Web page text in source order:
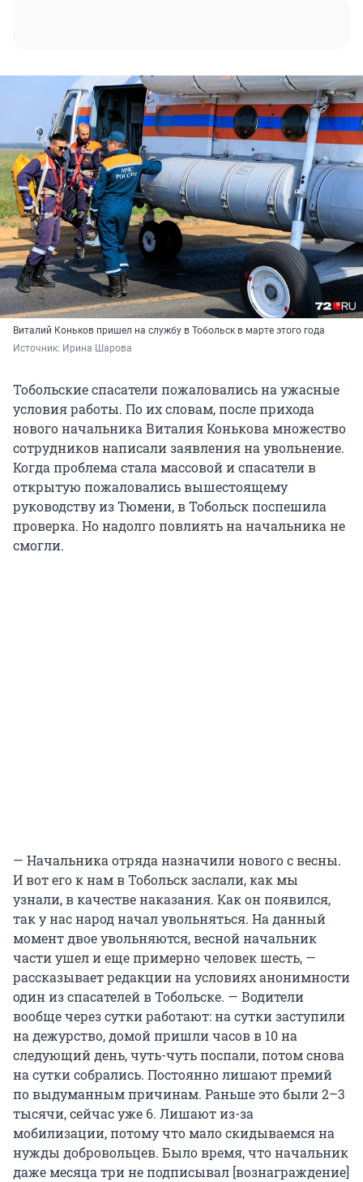
Виталий Коньков пришел на службу в Тобольск в марте этого года
Источник: Ирина Шарова
Тобольские спасатели пожаловались на ужасные
условия работы. По их словам, после прихода
нового начальника Виталия Конькова множество
сотрудников написали заявления на увольнение.
Когда проблема стала массовой и спасатели в
открытую пожаловались вышестоящему
руководству из Тюмени, в Тобольск поспешила
проверка. Но надолго повлиять на начальника не
смогли.
— Начальника отряда назначили нового с весны.
И вот его к нам в Тобольск заслали, как мы
узнали, в качестве наказания. Как он появился,
так у нас народ начал увольняться. На данный
момент двое увольняются, весной начальник
части ушел и еще примерно человек шесть, —
рассказывает редакции на условиях анонимности
один из спасателей в Тобольске. — Водители
вообще через сутки работают: на сутки заступили
на дежурство, домой пришли часов в 10 на
следующий день, чуть-чуть поспали, потом снова
на сутки собрались. Постоянно лишают премий
по выдуманным причинам. Раньше это были 2–3
тысячи, сейчас уже 6. Лишают из-за
мобилизации, потому что мало скидываемся на
нужды добровольцев. Было время, что начальник
даже месяца три не подписывал [вознаграждение]